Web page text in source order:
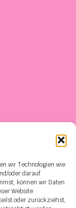
wir Technologien wie
oder darauf
können wir Daten
Website
oder zurückziehst,